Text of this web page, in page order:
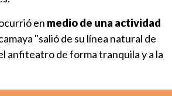
en medio de una actividad
"salió de su línea natural de
anfiteatro de forma tranquila y a la